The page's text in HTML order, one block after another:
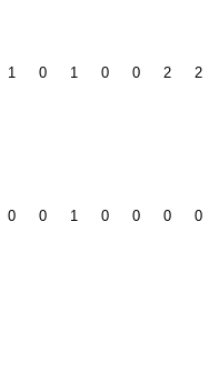
1 0 1 0 0 2 2
0 0 1 0 0 0 0